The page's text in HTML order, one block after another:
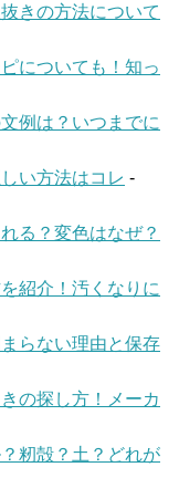
きの方法について
についても！知っ
例は？いつまでに
い方法はコレ -
る？変色はなぜ？
紹介！汚くなりに
らない理由と保存
の探し方！メーカ
籾殻？土？どれが